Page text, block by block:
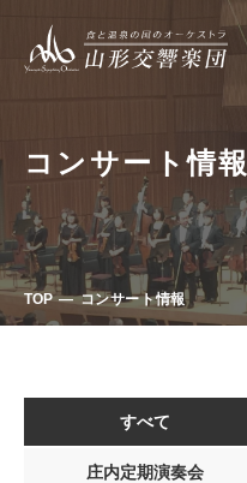
コンサート情報
TOP コンサート情報
すべて
庄内定期演奏会